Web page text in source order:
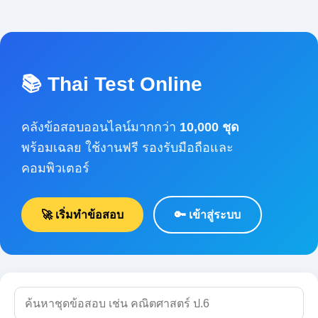
📚 Thai Test Online
คลังข้อสอบออนไลน์มากกว่า 10,000 ชุด
พร้อมเฉลย ใช้งานฟรี รองรับมือถือและ
คอมพิวเตอร์
🚀 เริ่มทำข้อสอบ 🔑 เข้าสู่ระบบ